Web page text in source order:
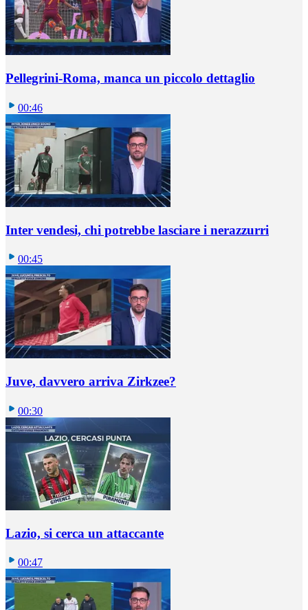
Pellegrini-Roma, manca un piccolo dettaglio
00:46
Inter vendesi, chi potrebbe lasciare i nerazzurri
00:45
Juve, davvero arriva Zirkzee?
00:30
Lazio, si cerca un attaccante
00:47